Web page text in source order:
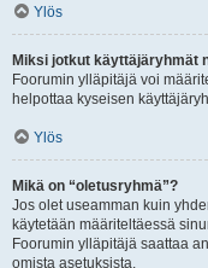
Ylös
Miksi jotkut käyttäjäryhmät
Foorumin ylläpitäjä voi
helpottaa kyseisen
Ylös
Mikä on “oletusryhmä”?
Jos olet useamman kuin
käytetään määriteltäessä
Foorumin ylläpitäjä saattaa
omista asetuksista.